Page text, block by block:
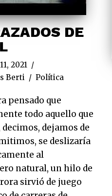
DE
2021
Berti Política
pensado que
todo aquello que
dejamos de
se deslizaría
al
natural, un hilo de
sirvió de juego